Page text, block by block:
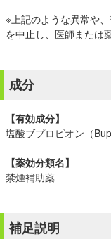
※上記のような異常や
を中止し、医師または
成分
【有効成分】
塩酸ブプロピオン（
【薬効分類名】
禁煙補助薬
補足説明